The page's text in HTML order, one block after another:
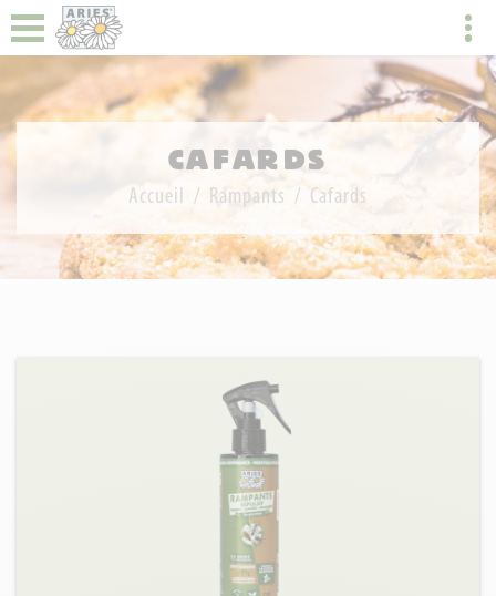
CAFARDS
Accueil Rampants Cafards